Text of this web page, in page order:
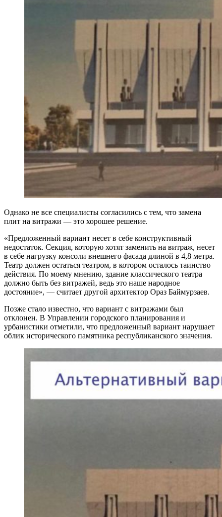
Однако не все специалисты согласились с тем, что замена
плит на витражи — это хорошее решение.
«Предложенный вариант несет в себе конструктивный
недостаток. Секция, которую хотят заменить на витраж, несет
в себе нагрузку консоли внешнего фасада длиной в 4,8 метра.
Театр должен остаться театром, в котором осталось таинство
действия. По моему мнению, здание классического театра
должно быть без витражей, ведь это наше народное
достояние», — считает другой архитектор Ораз Баймурзаев.
Позже стало известно, что вариант с витражами был
отклонен. В Управлении городского планирования и
урбанистики отметили, что предложенный вариант нарушает
облик исторического памятника республиканского значения.